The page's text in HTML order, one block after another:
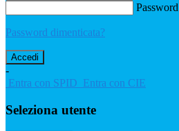
Password
Password dimenticata?
-
Entra con SPID Entra con CIE
Seleziona utente